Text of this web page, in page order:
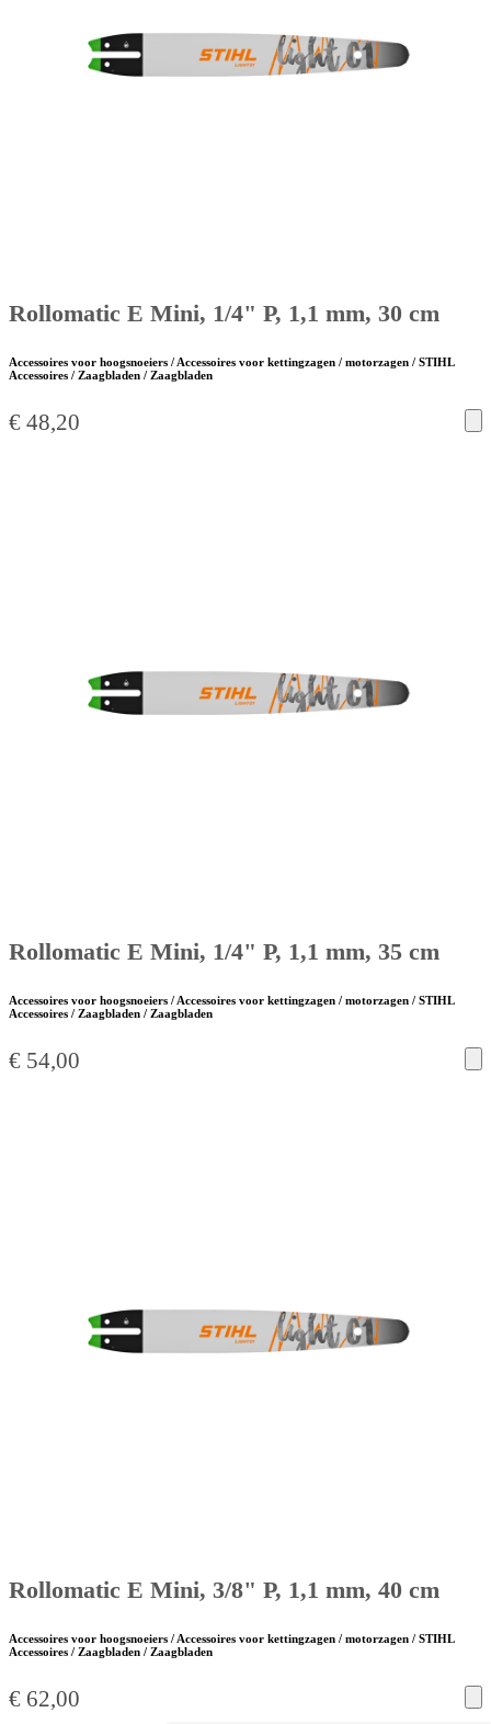
Rollomatic E Mini, 1/4" P, 1,1 mm, 30 cm
Accessoires voor hoogsnoeiers / Accessoires voor kettingzagen / motorzagen / STIHL
Accessoires / Zaagbladen / Zaagbladen
€ 48,20
Rollomatic E Mini, 1/4" P, 1,1 mm, 35 cm
Accessoires voor hoogsnoeiers / Accessoires voor kettingzagen / motorzagen / STIHL
Accessoires / Zaagbladen / Zaagbladen
€ 54,00
Rollomatic E Mini, 3/8" P, 1,1 mm, 40 cm
Accessoires voor hoogsnoeiers / Accessoires voor kettingzagen / motorzagen / STIHL
Accessoires / Zaagbladen / Zaagbladen
€ 62,00